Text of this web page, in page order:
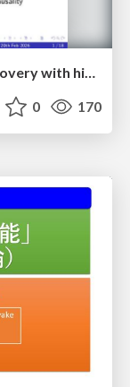
0 170